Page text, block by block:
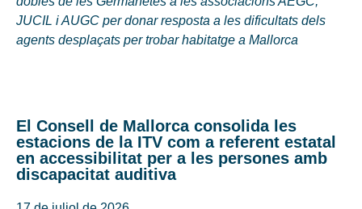
JUCIL i AUGC per donar resposta a les dificultats dels
agents desplaçats per trobar habitatge a Mallorca
El Consell de Mallorca consolida les
estacions de la ITV com a referent estatal
en accessibilitat per a les persones amb
discapacitat auditiva